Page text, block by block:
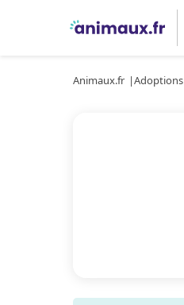
Animaux.fr Adoptions